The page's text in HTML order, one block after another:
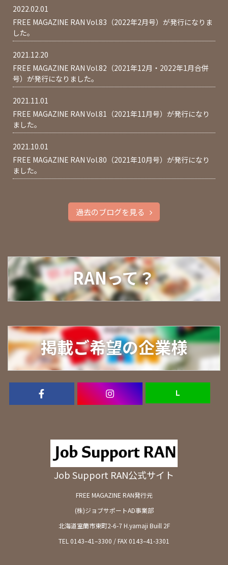
2022.02.01
FREE MAGAZINE RAN Vol.83（2022年2月号）が発行になりま
した。
2021.12.20
FREE MAGAZINE RAN Vol.82（2021年12月・2022年1月合併
号）が発行になりました。
2021.11.01
FREE MAGAZINE RAN Vol.81（2021年11月号）が発行になり
ました。
2021.10.01
FREE MAGAZINE RAN Vol.80（2021年10月号）が発行になり
ました。
過去のブログを見る
RANって？
掲載ご希望の企業様
Ｌ
Job Support RAN公式サイト
FREE MAGAZINE RAN発行元
(株)ジョブサポートAD事業部
北海道室蘭市東町2-6-7 H.yamaji Buill 2F
TEL 0143–41–3300 / FAX 0143–41-3301